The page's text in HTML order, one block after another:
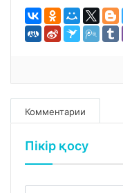
Комментарии
Пікір қосу